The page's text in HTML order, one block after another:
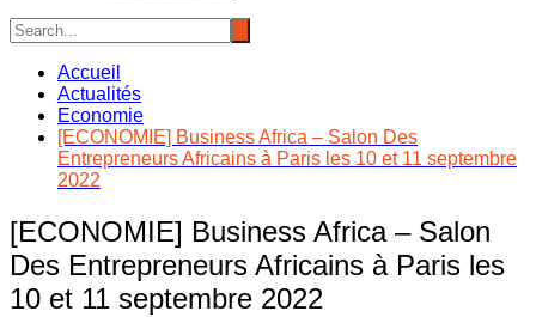
Accueil
Actualités
Economie
[ECONOMIE] Business Africa – Salon Des
Entrepreneurs Africains à Paris les 10 et 11 septembre
2022
[ECONOMIE] Business Africa – Salon
Des Entrepreneurs Africains à Paris les
10 et 11 septembre 2022